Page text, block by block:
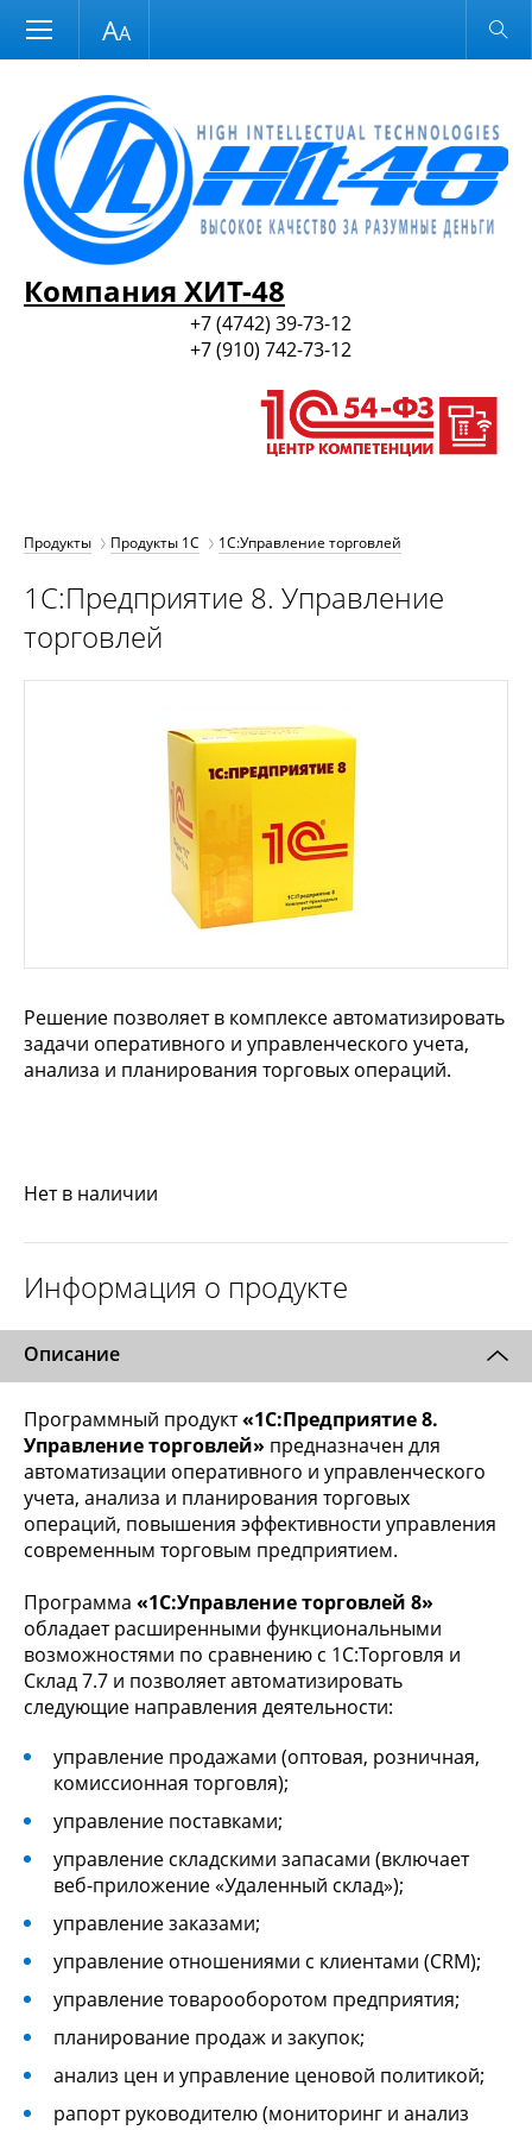
Размер шрифта Обычная версия
Компания ХИТ-48
+7 (4742) 39-73-12
+7 (910) 742-73-12
Продукты Продукты 1С 1С:Управление торговлей
1С:Предприятие 8. Управление
торговлей
Решение позволяет в комплексе автоматизировать
задачи оперативного и управленческого учета,
анализа и планирования торговых операций.
Нет в наличии
Информация о продукте
Описание
Программный продукт«1С:Предприятие 8.
Управление торговлей» предназначен для
автоматизации оперативного и управленческого
учета, анализа и планирования торговых
операций, повышения эффективности управления
современным торговым предприятием.
Программа «1С:Управление торговлей 8»
обладает расширенными функциональными
возможностями по сравнению с 1С:Торговля и
Склад 7.7 и позволяет автоматизировать
следующие направления деятельности:
управление продажами (оптовая, розничная,
комиссионная торговля);
управление поставками;
управление складскими запасами (включает
веб-приложение «Удаленный склад»);
управление заказами;
управление отношениями с клиентами (CRM);
управление товарооборотом предприятия;
планирование продаж и закупок;
анализ цен и управление ценовой политикой;
рапорт руководителю (мониторинг и анализ